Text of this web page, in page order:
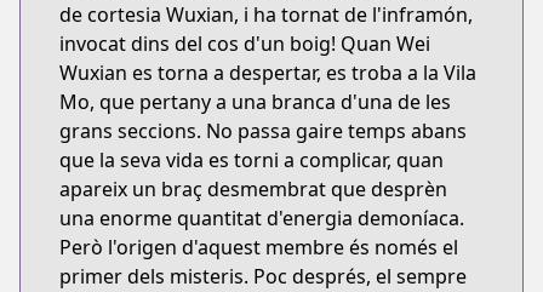
de cortesia Wuxian, i ha tornat de l'inframón,
invocat dins del cos d'un boig! Quan Wei
Wuxian es torna a despertar, es troba a la Vila
Mo, que pertany a una branca d'una de les
grans seccions. No passa gaire temps abans
que la seva vida es torni a complicar, quan
apareix un braç desmembrat que desprèn
una enorme quantitat d'energia demoníaca.
Però l'origen d'aquest membre és només el
primer dels misteris. Poc després, el sempre